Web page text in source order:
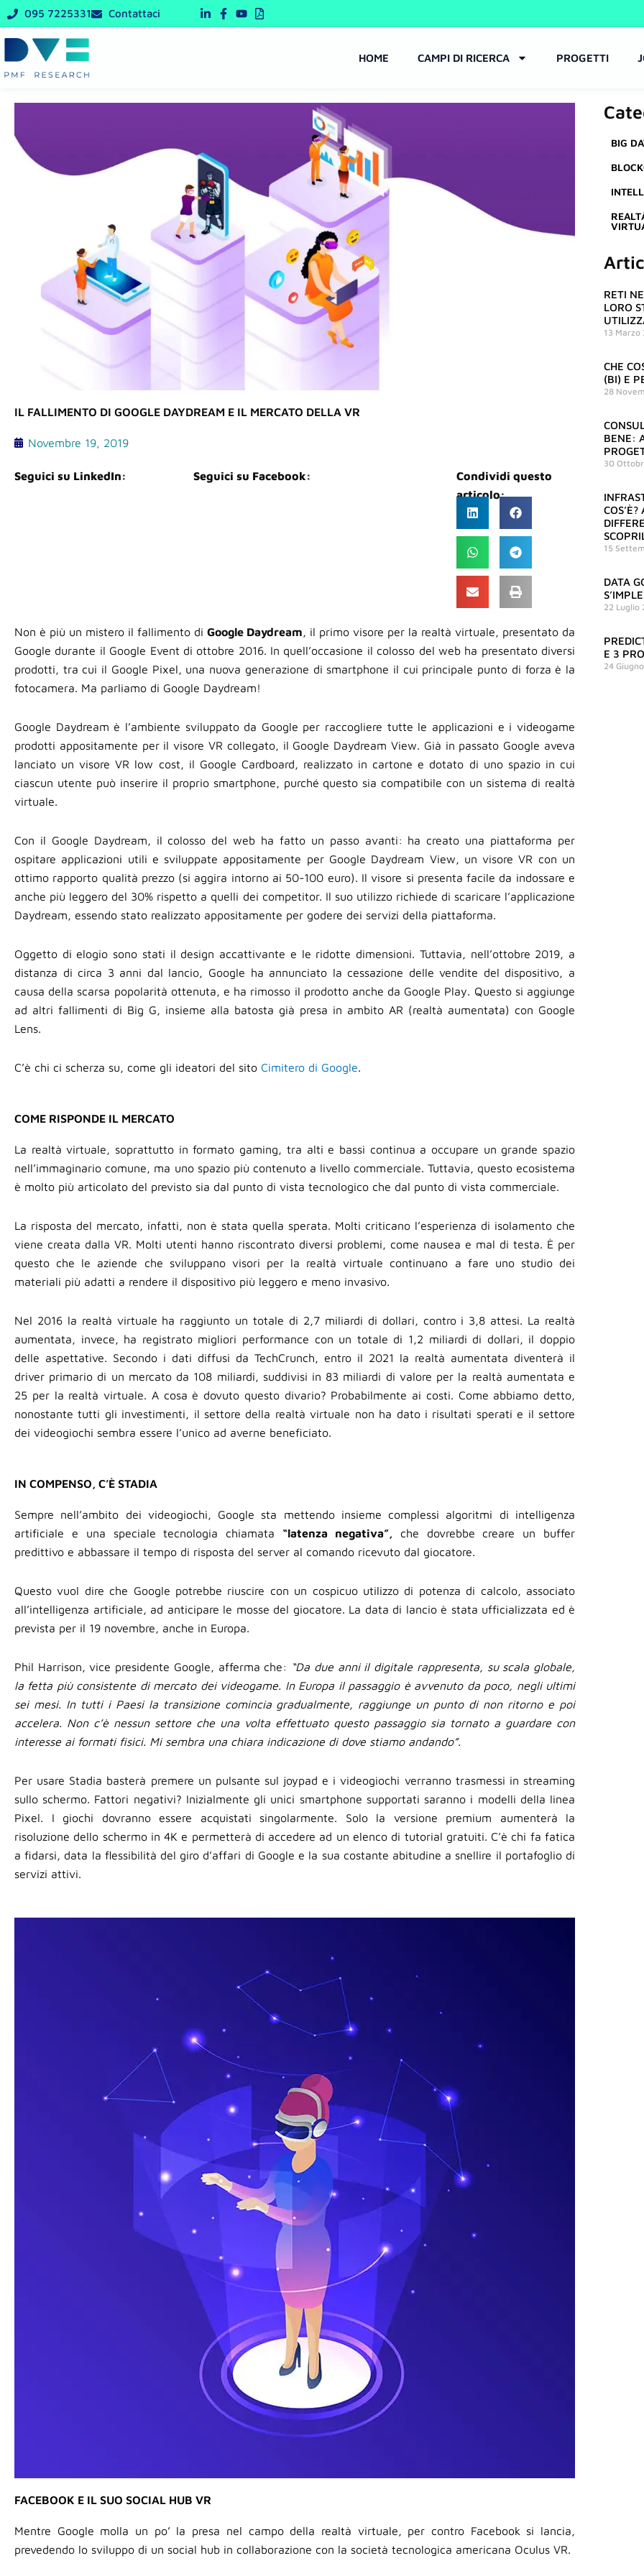
Vai
al
contenuto
095 7225331 Contattaci
HOME CAMPI DI RICERCA PROGETTI
IL FALLIMENTO DI GOOGLE DAYDREAM E IL MERCATO DELLA VR
Novembre 19, 2019
Seguici su LinkedIn: Seguici su Facebook:
Condividi questo
articolo:
Non è più un mistero il fallimento di Google Daydream, il primo visore per la realtà virtuale, presentato da
Google durante il Google Event di ottobre 2016. In quell’occasione il colosso del web ha presentato diversi
prodotti, tra cui il Google Pixel, una nuova generazione di smartphone il cui principale punto di forza è la
fotocamera. Ma parliamo di Google Daydream!
Google Daydream è l’ambiente sviluppato da Google per raccogliere tutte le applicazioni e i videogame
prodotti appositamente per il visore VR collegato, il Google Daydream View. Già in passato Google aveva
lanciato un visore VR low cost, il Google Cardboard, realizzato in cartone e dotato di uno spazio in cui
ciascun utente può inserire il proprio smartphone, purché questo sia compatibile con un sistema di realtà
virtuale.
Con il Google Daydream, il colosso del web ha fatto un passo avanti: ha creato una piattaforma per
ospitare applicazioni utili e sviluppate appositamente per Google Daydream View, un visore VR con un
ottimo rapporto qualità prezzo (si aggira intorno ai 50-100 euro). Il visore si presenta facile da indossare e
anche più leggero del 30% rispetto a quelli dei competitor. Il suo utilizzo richiede di scaricare l’applicazione
Daydream, essendo stato realizzato appositamente per godere dei servizi della piattaforma.
Oggetto di elogio sono stati il design accattivante e le ridotte dimensioni. Tuttavia, nell’ottobre 2019, a
distanza di circa 3 anni dal lancio, Google ha annunciato la cessazione delle vendite del dispositivo, a
causa della scarsa popolarità ottenuta, e ha rimosso il prodotto anche da Google Play. Questo si aggiunge
ad altri fallimenti di Big G, insieme alla batosta già presa in ambito AR (realtà aumentata) con Google
Lens.
C’è chi ci scherza su, come gli ideatori del sito Cimitero di Google.
COME RISPONDE IL MERCATO
La realtà virtuale, soprattutto in formato gaming, tra alti e bassi continua a occupare un grande spazio
nell’immaginario comune, ma uno spazio più contenuto a livello commerciale. Tuttavia, questo ecosistema
è molto più articolato del previsto sia dal punto di vista tecnologico che dal punto di vista commerciale.
La risposta del mercato, infatti, non è stata quella sperata. Molti criticano l’esperienza di isolamento che
viene creata dalla VR. Molti utenti hanno riscontrato diversi problemi, come nausea e mal di testa. È per
questo che le aziende che sviluppano visori per la realtà virtuale continuano a fare uno studio dei
materiali più adatti a rendere il dispositivo più leggero e meno invasivo.
Nel 2016 la realtà virtuale ha raggiunto un totale di 2,7 miliardi di dollari, contro i 3,8 attesi. La realtà
aumentata, invece, ha registrato migliori performance con un totale di 1,2 miliardi di dollari, il doppio
delle aspettative. Secondo i dati diffusi da TechCrunch, entro il 2021 la realtà aumentata diventerà il
driver primario di un mercato da 108 miliardi, suddivisi in 83 miliardi di valore per la realtà aumentata e
25 per la realtà virtuale. A cosa è dovuto questo divario? Probabilmente ai costi. Come abbiamo detto,
nonostante tutti gli investimenti, il settore della realtà virtuale non ha dato i risultati sperati e il settore
dei videogiochi sembra essere l’unico ad averne beneficiato.
IN COMPENSO, C’È STADIA
Sempre nell’ambito dei videogiochi, Google sta mettendo insieme complessi algoritmi di intelligenza
artificiale e una speciale tecnologia chiamata “latenza negativa”, che dovrebbe creare un buffer
predittivo e abbassare il tempo di risposta del server al comando ricevuto dal giocatore.
Questo vuol dire che Google potrebbe riuscire con un cospicuo utilizzo di potenza di calcolo, associato
all’intelligenza artificiale, ad anticipare le mosse del giocatore. La data di lancio è stata ufficializzata ed è
prevista per il 19 novembre, anche in Europa.
Phil Harrison, vice presidente Google, afferma che:
“Da due anni il digitale rappresenta, su scala globale,
la fetta più consistente di mercato dei videogame. In Europa il passaggio è avvenuto da poco, negli ultimi
sei mesi. In tutti i Paesi la transizione comincia gradualmente, raggiunge un punto di non ritorno e poi
accelera. Non c’è nessun settore che una volta effettuato questo passaggio sia tornato a guardare con
interesse ai formati fisici. Mi sembra una chiara indicazione di dove stiamo andando”.
Per usare Stadia basterà premere un pulsante sul joypad e i videogiochi verranno trasmessi in streaming
sullo schermo. Fattori negativi? Inizialmente gli unici smartphone supportati saranno i modelli della linea
Pixel. I giochi dovranno essere acquistati singolarmente. Solo la versione premium aumenterà la
risoluzione dello schermo in 4K e permetterà di accedere ad un elenco di tutorial gratuiti. C’è chi fa fatica
a fidarsi, data la flessibilità del giro d’affari di Google e la sua costante abitudine a snellire il portafoglio di
servizi attivi.
FACEBOOK E IL SUO SOCIAL HUB VR
Mentre Google molla un po’ la presa nel campo della realtà virtuale, per contro Facebook si lancia,
prevedendo lo sviluppo di un social hub in collaborazione con la società tecnologica americana Oculus VR.
BIG
RETI
LORO
13 Marzo
CHE
(BI) E
28
BENE:
30
15
DATA
22 Luglio
E 3
24